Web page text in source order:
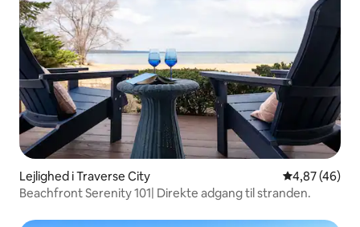
Lejlighed i Traverse City 4,87 ud af 5 i
4,87 (46)
Beachfront Serenity 101| Direkte adgang til stranden.